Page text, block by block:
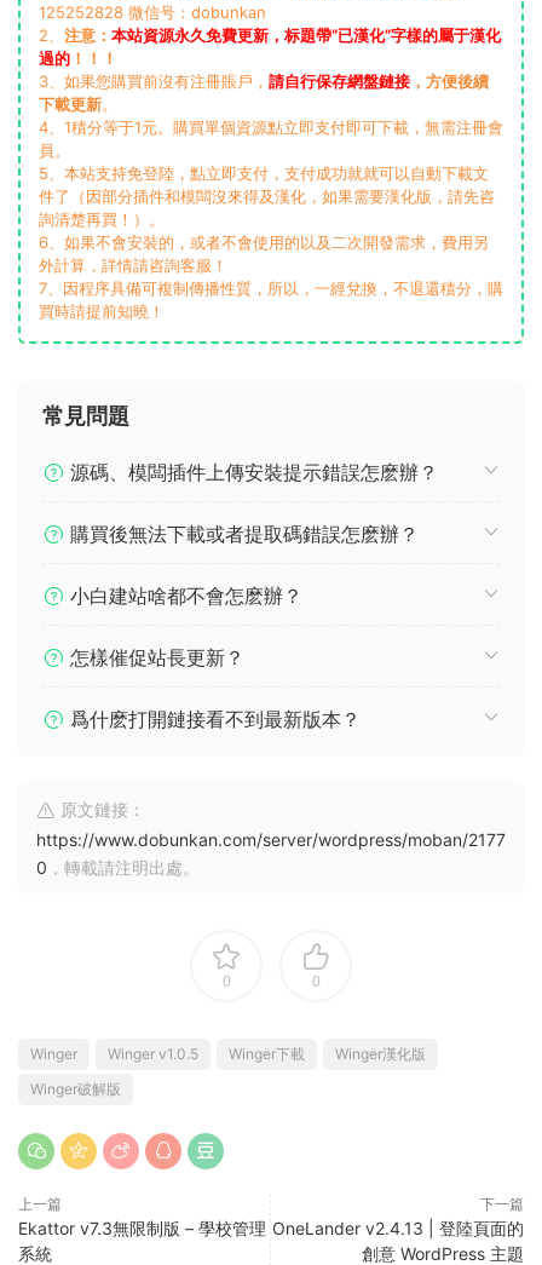
125252828 微信号：dobunkan
2、 注意： 本站資源永久免費更新，标題帶“已漢化”字樣的屬于漢化
過的 ！！！
3、如果您購買前沒有注冊賬戶， 請自行保存網盤鏈接 ，方便後續
下載更新。
4、1積分等于1元。購買單個資源點立即支付即可下載，無需注冊會
員。
5、本站支持免登陸，點立即支付，支付成功就就可以自動下載文
件了（因部分插件和模闆沒來得及漢化，如果需要漢化版，請先咨
詢清楚再買！）。
6、如果不會安裝的，或者不會使用的以及二次開發需求，費用另
外計算，詳情請咨詢客服！
7、因程序具備可複制傳播性質，所以，一經兌換，不退還積分，購
買時請提前知曉！
常見問題
源碼、模闆插件上傳安裝提示錯誤怎麽辦？
購買後無法下載或者提取碼錯誤怎麽辦？
小白建站啥都不會怎麽辦？
怎樣催促站長更新？
爲什麽打開鏈接看不到最新版本？
原文鏈接：
https://www.dobunkan.com/server/wordpress/moban/2177
0 ，轉載請注明出處。
0 0
Winger Winger v1.0.5 Winger下載
Winger漢化版
Winger破解版
上一篇
Ekattor v7.3無限制版 – 學校管理
系統
下一篇
OneLander v2.4.13 | 登陸頁面的
創意 WordPress 主題